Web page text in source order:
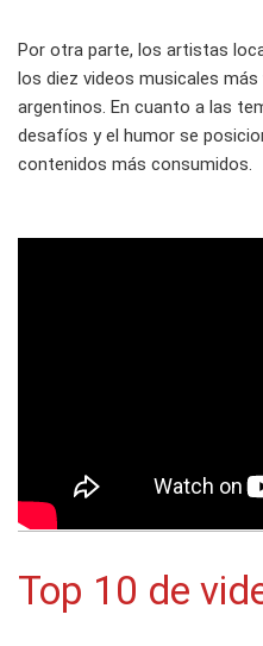
Por otra parte, los artistas
los diez videos musicales
argentinos. En cuanto a las
desafíos y el humor se
contenidos más consumidos.
Top 10 de